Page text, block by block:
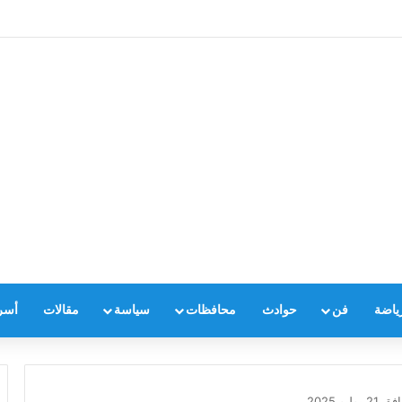
فن حوادث محافظات سياسة مقالات